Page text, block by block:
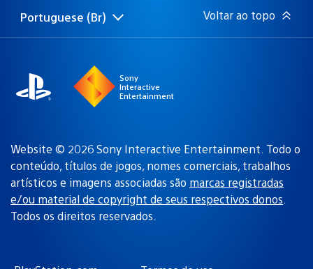
Selecione
uma
Região
atual:
Portuguese (Br) Voltar ao topo
Sony
Interactive
Entertainment
Website © 2026 Sony Interactive Entertainment. Todo o
conteúdo, títulos de jogos, nomes comerciais, trabalhos
artísticos e imagens associadas são marcas registradas
e/ou material de copyright de seus respectivos donos.
Todos os direitos reservados.